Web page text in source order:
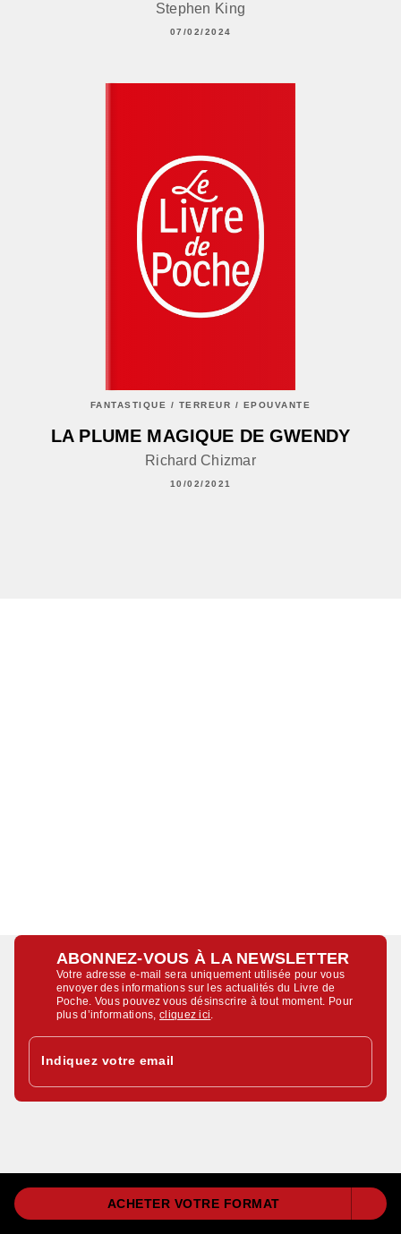
ACHETER VOTRE FORMAT
Stephen King
07/02/2024
FANTASTIQUE / TERREUR / EPOUVANTE
LA PLUME MAGIQUE DE GWENDY
Richard Chizmar
10/02/2021
ABONNEZ-VOUS À LA NEWSLETTER
Votre adresse e-mail sera uniquement utilisée pour vous
envoyer des informations sur les actualités du Livre de
Poche. Vous pouvez vous désinscrire à tout moment. Pour
plus d’informations,cliquez ici
Indiquez votre email
Nous contacter